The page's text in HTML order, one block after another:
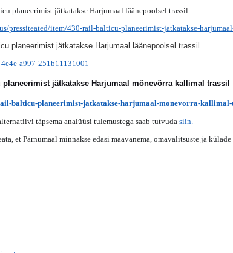
planeerimist jätkatakse Harjumaal läänepoolsel trassil
pressiteated/item/430-rail-balticu-planeerimist-jatkatakse-
planeerimist jätkatakse Harjumaal läänepoolsel trassil
a997-251b11131001
planeerimist jätkatakse Harjumaal mõnevõrra kallimal trassil
balticu-planeerimist-jatkatakse-harjumaal-monevorra-kallimal-
täpsema analüüsi tulemustega saab tutvudasiin.
et Pärnumaal minnakse edasi maavanema, omavalitsuste ja